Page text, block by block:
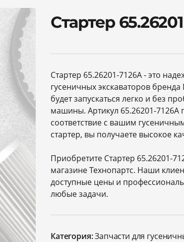
Стартер
Стартер 65.26201-7126A - это
гусеничных экскаваторов
будет запускаться легко и без
машины. Артикул 65.26201-7126A
соответствие с вашим
стартер, вы получаете высокое
Приобретите Стартер 65.26201-
магазине Технопартс. Наши
доступные цены и
любые задачи.
Категория:Запчасти для